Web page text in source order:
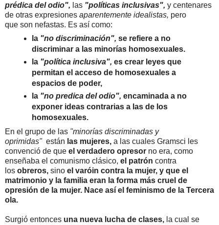
prédica del odio", las "políticas inclusivas", y centenares
de otras expresiones aparentemente idealistas, pero
que son nefastas. Es así como:
la"no discriminación", se refiere a no
discriminar a las minorías homosexuales.
la "política inclusiva", es crear leyes que
permitan el acceso de homosexuales a
espacios de poder,
la "no predica del odio", encaminada a no
exponer ideas contrarias a las de los
homosexuales.
En el grupo de las "minorías discriminadas y
oprimidas" están las mujeres, a las cuales Gramsci les
convenció de que el verdadero opresor no era, como
enseñaba el comunismo clásico, el patrón contra
los obreros, sino el varóin contra la mujer, y que el
matrimonio y la familia eran la forma más cruel de
opresión de la mujer. Nace así el feminismo de la Tercera
ola.
Surgió entonces una nueva lucha de clases, la cual se